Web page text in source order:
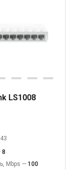
LS1008
8
Mbps — 100